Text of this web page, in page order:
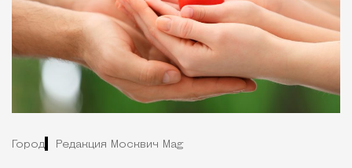
Город Редакция Москвич Mag